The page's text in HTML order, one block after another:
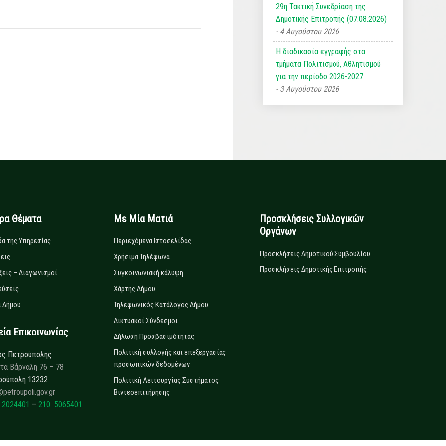
29η Τακτική Συνεδρίαση της
Δημοτικής Επιτροπής (07.08.2026)
4 Αυγούστου 2026
Η διαδικασία εγγραφής στα
τμήματα Πολιτισμού, Αθλητισμού
για την περίοδο 2026-2027
3 Αυγούστου 2026
Θέματα
της Υπηρεσίας
– Διαγωνισμοί
Δήμου
Επικοινωνίας
Πετρούπολης
Βάρναλη 76 – 78
13232
– 210 5065401
Με Μία Ματιά
Περιεχόμενα Ιστοσελίδας
Χρήσιμα Τηλέφωνα
Συγκοινωνιακή κάλυψη
Χάρτης Δήμου
Τηλεφωνικός Κατάλογος Δήμου
Δικτυακοί Σύνδεσμοι
Δήλωση Προσβασιμότητας
Πολιτική συλλογής και επεξεργασίας
προσωπικών δεδομένων
Πολιτική Λειτουργίας Συστήματος
Βιντεοεπιτήρησης
Προσκλήσεις Συλλογικών
Οργάνων
Προσκλήσεις Δημοτικού Συμβουλίου
Προσκλήσεις Δημοτικής Επιτροπής